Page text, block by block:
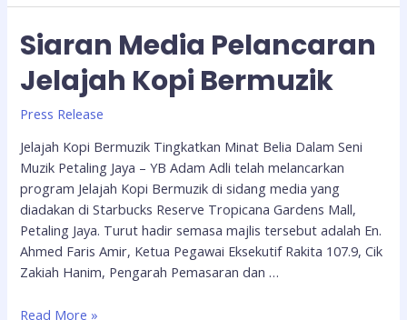
Siaran Media Pelancaran
Jelajah Kopi Bermuzik
Press Release
Jelajah Kopi Bermuzik Tingkatkan Minat Belia Dalam Seni
Muzik Petaling Jaya – YB Adam Adli telah melancarkan
program Jelajah Kopi Bermuzik di sidang media yang
diadakan di Starbucks Reserve Tropicana Gardens Mall,
Petaling Jaya. Turut hadir semasa majlis tersebut adalah En.
Ahmed Faris Amir, Ketua Pegawai Eksekutif Rakita 107.9, Cik
Zakiah Hanim, Pengarah Pemasaran dan …
Read More »